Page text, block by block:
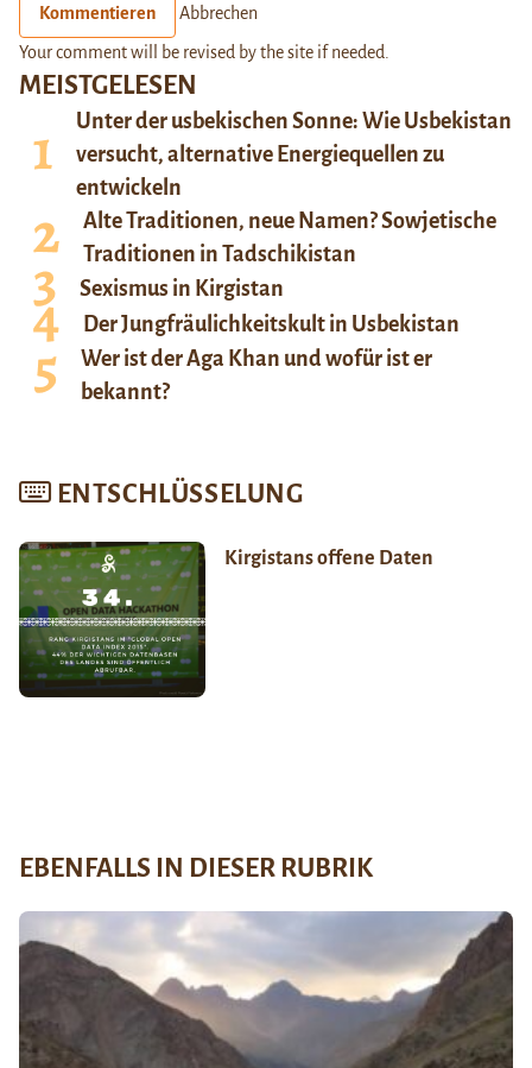
MEISTGELESEN
Unter der usbekischen Sonne: Wie Usbekistan
versucht, alternative Energiequellen zu
entwickeln
Alte Traditionen, neue Namen? Sowjetische
Traditionen in Tadschikistan
Sexismus in Kirgistan
Der Jungfräulichkeitskult in Usbekistan
Wer ist der Aga Khan und wofür ist er
bekannt?
ENTSCHLÜSSELUNG
Kirgistans offene Daten
Kommentieren Abbrechen
Your comment will be revised by the site if needed.
EBENFALLS IN DIESER RUBRIK